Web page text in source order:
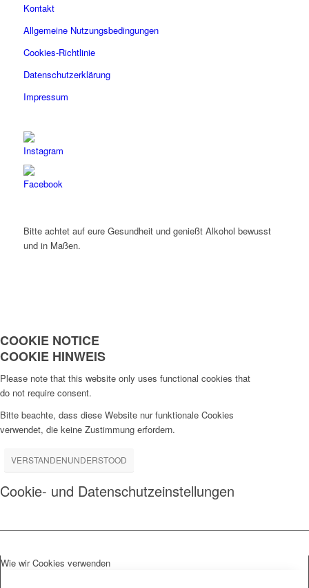
Kontakt
Allgemeine Nutzungsbedingungen
Cookies-Richtlinie
Datenschutzerklärung
Impressum
Bitte achtet auf eure Gesundheit und genießt Alkohol bewusst
und in Maßen.
COOKIE NOTICE
COOKIE HINWEIS
Please note that this website only uses functional cookies that
do not require consent.
Bitte beachte, dass diese Website nur funktionale Cookies
verwendet, die keine Zustimmung erfordern.
VERSTANDENUNDERSTOOD
Cookie- und Datenschutzeinstellungen
Wie wir Cookies verwenden